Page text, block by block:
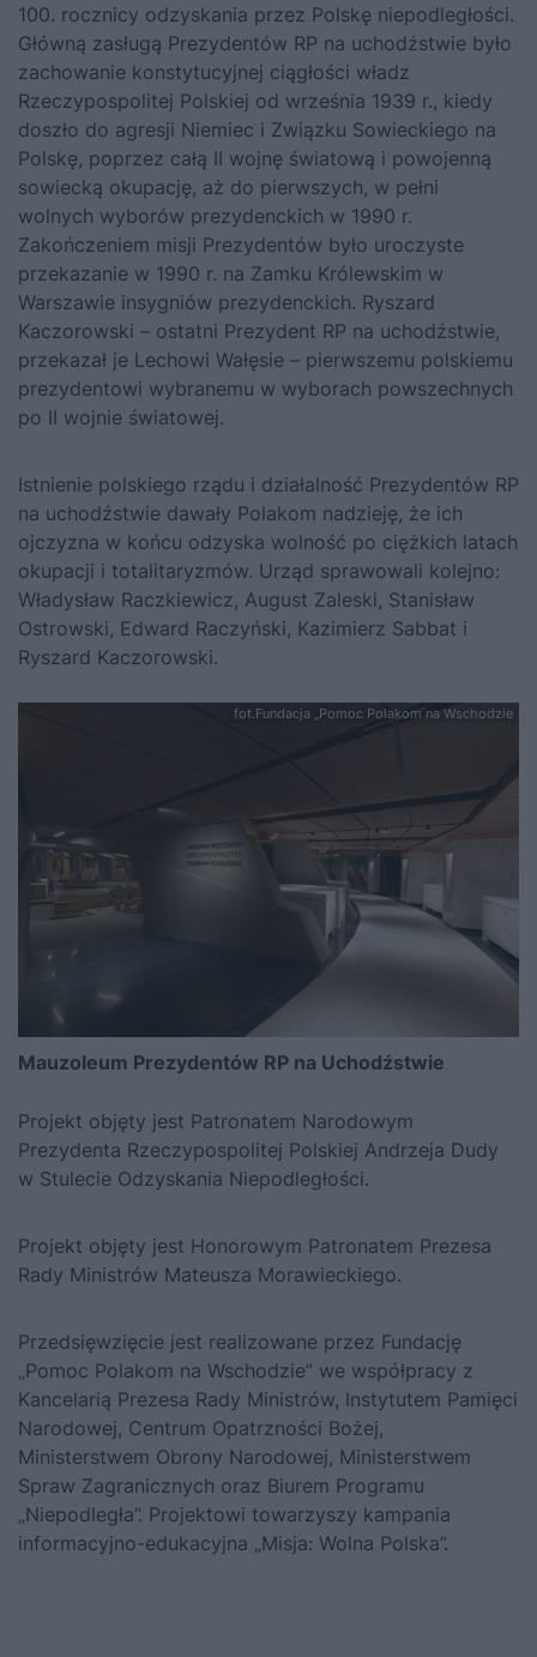
100. rocznicy odzyskania przez Polskę niepodległości.
Główną zasługą Prezydentów RP na uchodźstwie było
zachowanie konstytucyjnej ciągłości władz
Rzeczypospolitej Polskiej od września 1939 r., kiedy
doszło do agresji Niemiec i Związku Sowieckiego na
Polskę, poprzez całą II wojnę światową i powojenną
sowiecką okupację, aż do pierwszych, w pełni
wolnych wyborów prezydenckich w 1990 r.
Zakończeniem misji Prezydentów było uroczyste
przekazanie w 1990 r. na Zamku Królewskim w
Warszawie insygniów prezydenckich. Ryszard
Kaczorowski – ostatni Prezydent RP na uchodźstwie,
przekazał je Lechowi Wałęsie – pierwszemu polskiemu
prezydentowi wybranemu w wyborach powszechnych
po II wojnie światowej.
Istnienie polskiego rządu i działalność Prezydentów RP
na uchodźstwie dawały Polakom nadzieję, że ich
ojczyzna w końcu odzyska wolność po ciężkich latach
okupacji i totalitaryzmów. Urząd sprawowali kolejno:
Władysław Raczkiewicz, August Zaleski, Stanisław
Ostrowski, Edward Raczyński, Kazimierz Sabbat i
Ryszard Kaczorowski.
fot.Fundacja „Pomoc Polakom na Wschodzie
Mauzoleum Prezydentów RP na Uchodźstwie
Projekt objęty jest Patronatem Narodowym
Prezydenta Rzeczypospolitej Polskiej Andrzeja Dudy
w Stulecie Odzyskania Niepodległości.
Projekt objęty jest Honorowym Patronatem Prezesa
Rady Ministrów Mateusza Morawieckiego.
Przedsięwzięcie jest realizowane przez Fundację
„Pomoc Polakom na Wschodzie” we współpracy z
Kancelarią Prezesa Rady Ministrów, Instytutem Pamięci
Narodowej, Centrum Opatrzności Bożej,
Ministerstwem Obrony Narodowej, Ministerstwem
Spraw Zagranicznych oraz Biurem Programu
„Niepodległa”. Projektowi towarzyszy kampania
informacyjno-edukacyjna „Misja: Wolna Polska”.